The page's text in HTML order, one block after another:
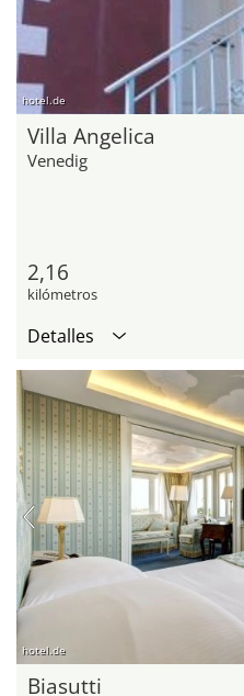
hotel.de
Villa Angelica
Venedig
2,16
kilómetros
Detalles
hotel.de
Biasutti